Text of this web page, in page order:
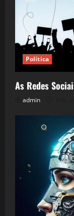
Política
As Redes
admin